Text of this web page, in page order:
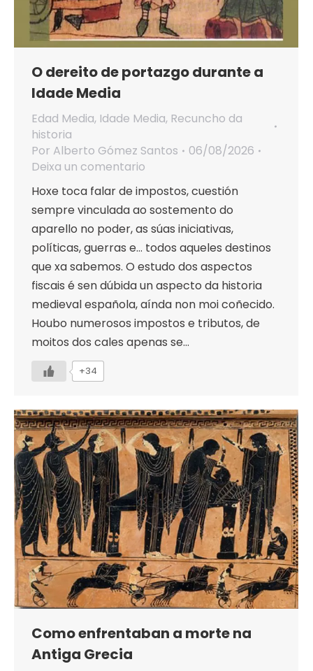
O dereito de portazgo durante a
Idade Media
Edad Media, Idade Media, Recuncho da
historia
Por Alberto Gómez Santos
06/08/2026
Deixa un comentario
Hoxe toca falar de impostos, cuestión
sempre vinculada ao sostemento do
aparello no poder, as súas iniciativas,
políticas, guerras e… todos aqueles destinos
que xa sabemos. O estudo dos aspectos
fiscais é sen dúbida un aspecto da historia
medieval española, aínda non moi coñecido.
Houbo numerosos impostos e tributos, de
moitos dos cales apenas se…
+34
Como enfrentaban a morte na
Antiga Grecia